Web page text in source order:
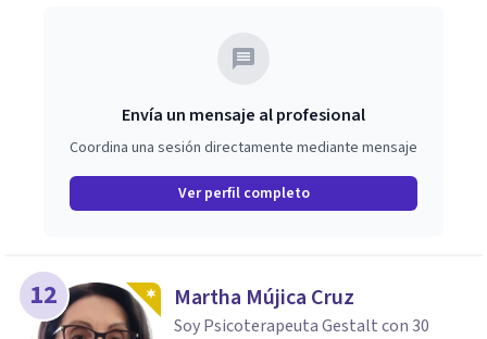
Envía un mensaje al profesional
Coordina una sesión directamente mediante mensaje
Ver perfil completo
12 Martha Mújica Cruz
Soy Psicoterapeuta Gestalt con 30